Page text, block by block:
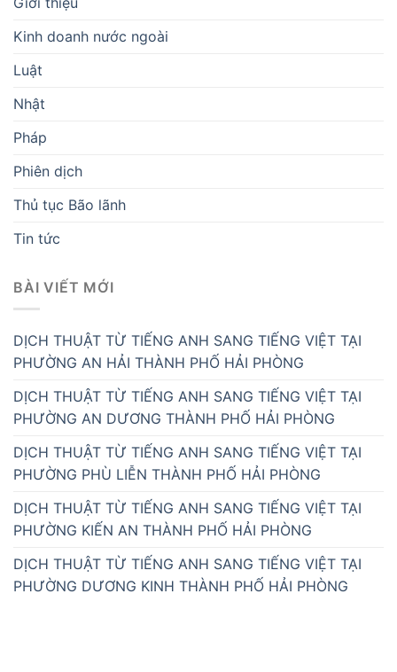
Kinh doanh nước ngoài
Luật
Nhật
Pháp
Phiên dịch
Thủ tục Bão lãnh
Tin tức
BÀI VIẾT MỚI
DỊCH THUẬT TỪ TIẾNG ANH SANG TIẾNG VIỆT TẠI
PHƯỜNG AN HẢI THÀNH PHỐ HẢI PHÒNG
DỊCH THUẬT TỪ TIẾNG ANH SANG TIẾNG VIỆT TẠI
PHƯỜNG AN DƯƠNG THÀNH PHỐ HẢI PHÒNG
DỊCH THUẬT TỪ TIẾNG ANH SANG TIẾNG VIỆT TẠI
PHƯỜNG PHÙ LIỄN THÀNH PHỐ HẢI PHÒNG
DỊCH THUẬT TỪ TIẾNG ANH SANG TIẾNG VIỆT TẠI
PHƯỜNG KIẾN AN THÀNH PHỐ HẢI PHÒNG
DỊCH THUẬT TỪ TIẾNG ANH SANG TIẾNG VIỆT TẠI
PHƯỜNG DƯƠNG KINH THÀNH PHỐ HẢI PHÒNG